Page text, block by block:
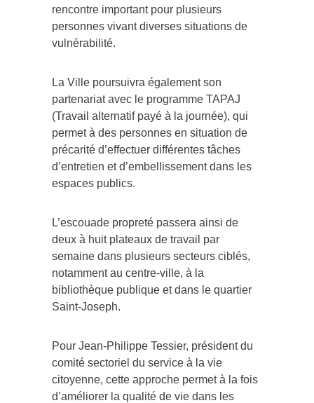
rencontre important pour plusieurs
personnes vivant diverses situations de
vulnérabilité.
La Ville poursuivra également son
partenariat avec le programme TAPAJ
(Travail alternatif payé à la journée), qui
permet à des personnes en situation de
précarité d’effectuer différentes tâches
d’entretien et d’embellissement dans les
espaces publics.
L’escouade propreté passera ainsi de
deux à huit plateaux de travail par
semaine dans plusieurs secteurs ciblés,
notamment au centre-ville, à la
bibliothèque publique et dans le quartier
Saint-Joseph.
Pour Jean-Philippe Tessier, président du
comité sectoriel du service à la vie
citoyenne, cette approche permet à la fois
d’améliorer la qualité de vie dans les